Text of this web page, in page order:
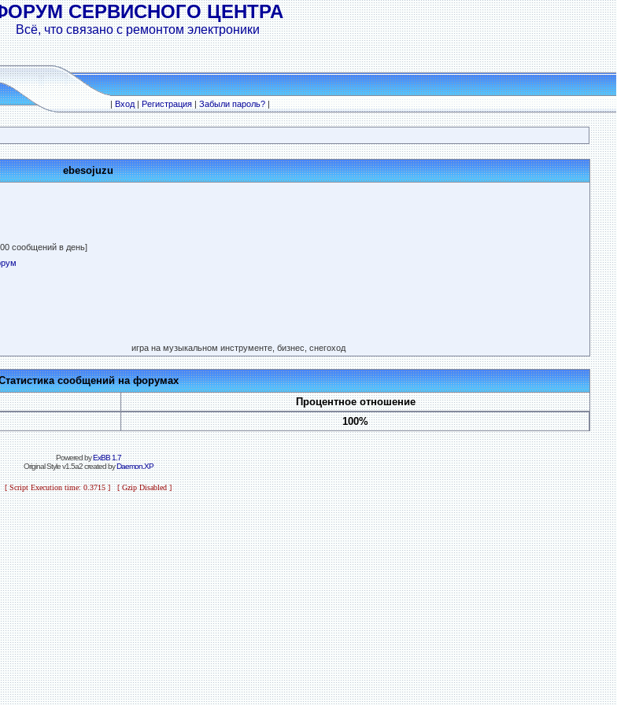
СЕРВИСНОГО ЦЕНТРА
Всё, что связано с ремонтом электроники
|Вход|Регистрация|Забыли пароль?|
ebesojuzu
сообщений в день]
игра на музыкальном инструменте, бизнес, снегоход
сообщений на форумах
Процентное отношение
100%
Powered byExBB 1.7
Original Style v1.5a2 created byDaemon.XP
[ Script Execution time: 0.3715 ] [ Gzip Disabled ]